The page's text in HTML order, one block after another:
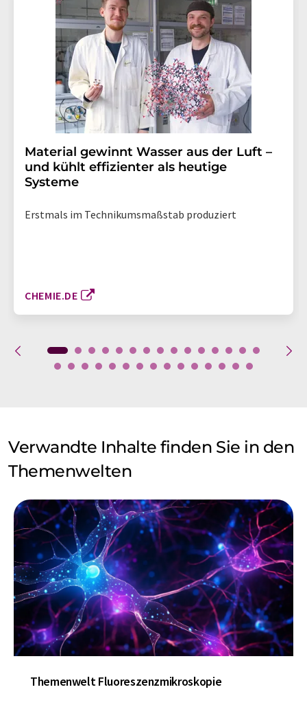
Material gewinnt Wasser aus der Luft –
und kühlt effizienter als heutige
Systeme
Erstmals im Technikumsmaßstab produziert
CHEMIE.DE
Verwandte Inhalte finden Sie in den
Themenwelten
Themenwelt Fluoreszenzmikroskopie